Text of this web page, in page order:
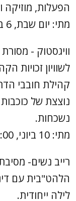
הפעלות, מוזיקה
מתי: יום שבת, 6 ביוני, גן מאיר
וויגסטוק -
לשוויון זכויות
קהילת חובבי
נוצצת של
נשכחות.
מתי: 10 ביוני, 19:00, גן מאיר
רייב נשים-
הלהט"בית עם
לילה ייחודית.